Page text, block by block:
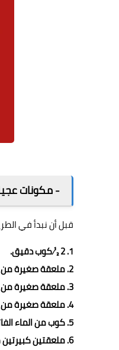
- مكونات
قبل أن نبدأ في
1. 2 ½ كوب دقيق.
2. ملعقة صغيرة من الخميرة الجافة.
3. ملعقة صغيرة من السكر.
4. ملعقة صغيرة من الملح.
5. كوب من الماء الفاتر.
6. ملعقتين كبيرتين من زيت الزيتون.